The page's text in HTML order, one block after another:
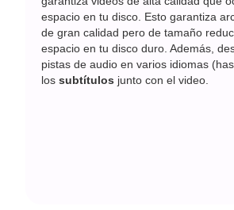
espacio en tu disco. Esto garantiza
de gran calidad pero de tamaño
espacio en tu disco duro. Además,
pistas de audio en varios idiomas
lossubtítulos junto con el video.